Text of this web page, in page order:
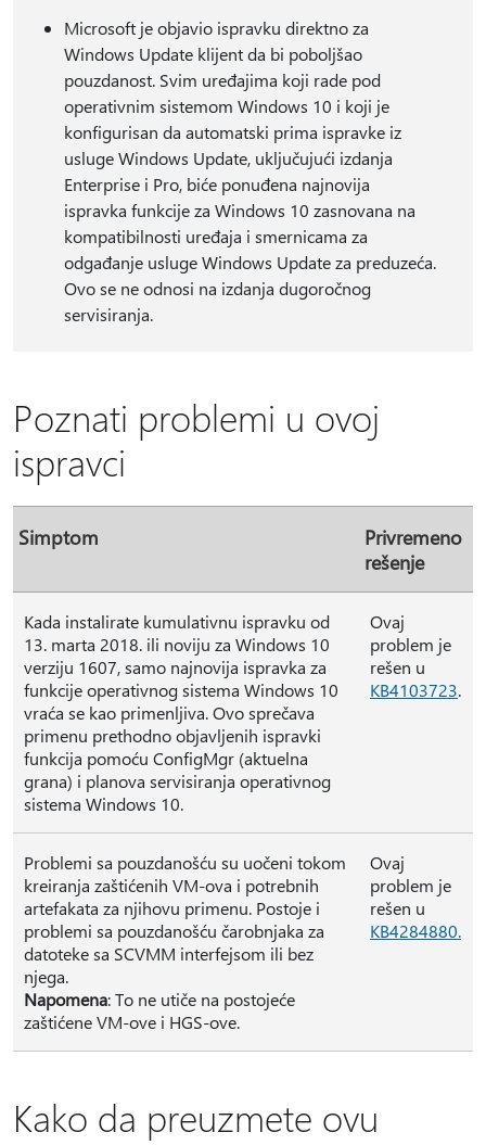
Microsoft je objavio ispravku direktno za
Windows Update klijent da bi poboljšao
pouzdanost. Svim uređajima koji rade pod
operativnim sistemom Windows 10 i koji je
konfigurisan da automatski prima ispravke iz
usluge Windows Update, uključujući izdanja
Enterprise i Pro, biće ponuđena najnovija
ispravka funkcije za Windows 10 zasnovana na
kompatibilnosti uređaja i smernicama za
odgađanje usluge Windows Update za preduzeća.
Ovo se ne odnosi na izdanja dugoročnog
servisiranja.
Poznati problemi u ovoj
ispravci
Simptom
Privremeno
rešenje
Kada instalirate kumulativnu ispravku od
13. marta 2018. ili noviju za Windows 10
verziju 1607, samo najnovija ispravka za
funkcije operativnog sistema Windows 10
vraća se kao primenljiva. Ovo sprečava
primenu prethodno objavljenih ispravki
funkcija pomoću ConfigMgr (aktuelna
grana) i planova servisiranja operativnog
sistema Windows 10.
Ovaj
problem je
rešen u
KB4103723.
Problemi sa pouzdanošću su uočeni tokom
kreiranja zaštićenih VM-ova i potrebnih
artefakata za njihovu primenu. Postoje i
problemi sa pouzdanošću čarobnjaka za
datoteke sa SCVMM interfejsom ili bez
njega.
Napomena: To ne utiče na postojeće
zaštićene VM-ove i HGS-ove.
Ovaj
problem je
rešen u
KB4284880.
Kako da preuzmete ovu